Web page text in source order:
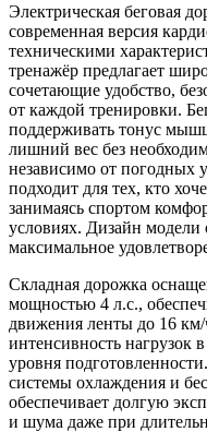
Электрическая беговая
современная версия
техническими
тренажёр предлагает
сочетающие удобство,
от каждой тренировки.
поддерживать тонус
лишний вес без
независимо от погодных
подходит для тех, кто
занимаясь спортом
условиях. Дизайн модели
максимальное
Складная дорожка
мощностью 4 л.с.,
движения ленты до 16 км/
интенсивность нагрузок
уровня
системы охлаждения и
обеспечивает долгую
и шума даже при